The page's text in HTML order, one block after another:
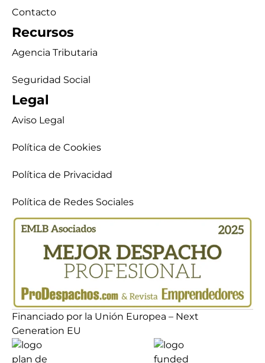
Contacto
Recursos
Agencia Tributaria
Seguridad Social
Legal
Aviso Legal
Política de Cookies
Política de Privacidad
Política de Redes Sociales
Financiado por la Unión Europea – Next
Generation EU